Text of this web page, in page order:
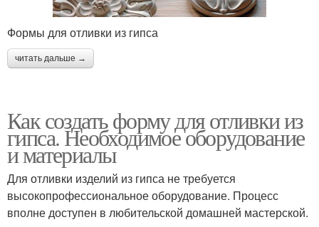
Формы для отливки из гипса
читать дальше →
Как создать форму для отливки из
гипса. Необходимое оборудование
и материалы
Для отливки изделий из гипса не требуется
высокопрофессиональное оборудование. Процесс
вполне доступен в любительской домашней мастерской.